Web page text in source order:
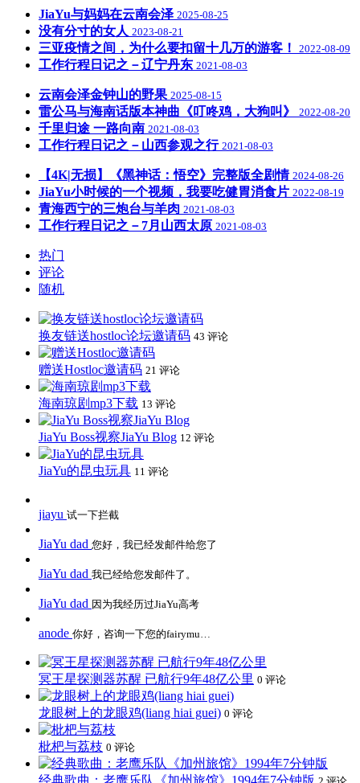
JiaYu与妈妈在云南会泽 2025-08-25
没有分寸的女人 2023-08-21
三亚疫情之间，为什么要扣留十几万的游客！ 2022-08-09
工作行程日记之－辽宁丹东 2021-08-03
云南会泽金钟山的野果 2025-08-15
雷公马与海南话版本神曲《叮咚鸡，大狗叫》 2022-08-20
千里归途 一路向南 2021-08-03
工作行程日记之－山西参观之行 2021-08-03
【4K|无损】《黑神话：悟空》完整版全剧情 2024-08-26
JiaYu小时候的一个视频，我要吃健胃消食片 2022-08-19
青海西宁的三炮台与羊肉 2021-08-03
工作行程日记之－7月山西太原 2021-08-03
热门
评论
随机
换友链送hostloc论坛邀请码 43 评论
赠送Hostloc邀请码 21 评论
海南琼剧mp3下载 13 评论
JiaYu Boss视察JiaYu Blog 12 评论
JiaYu的昆虫玩具 11 评论
jiayu 试一下拦截
JiaYu dad 您好，我已经发邮件给您了
JiaYu dad 我已经给您发邮件了。
JiaYu dad 因为我经历过JiaYu高考
anode 你好，咨询一下您的fairymu…
冥王星探测器苏醒 已航行9年48亿公里 0 评论
龙眼树上的龙眼鸡(liang hiai guei) 0 评论
枇杷与荔枝 0 评论
经典歌曲：老鹰乐队《加州旅馆》1994年7分钟版